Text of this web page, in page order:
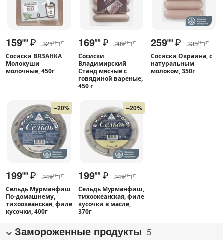
15999 ₽ 32199 ₽
Сосиски ВЯЗАНКА
Молокуши
молочные, 450г
16999 ₽ 28999 ₽
Сосиски
Владимирский
Станд мясные с
говядиной вареные,
450 г
25999 ₽ 33599 ₽
Сосиски Окраина, с
натуральным
молоком, 350г
–20%
19999 ₽ 24999 ₽
Сельдь Мурманфиш
По-домашнему,
тихоокеанская, филе
кусочки, 400г
–20%
19999 ₽ 24999 ₽
Сельдь Мурманфиш,
тихоокеанская, филе
кусочки в масле,
370г
Замороженные продукты 5